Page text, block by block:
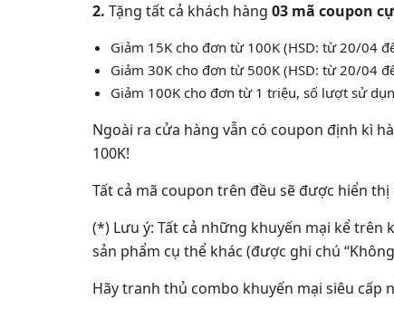
2. Tặng tất cả khách hàng 03 mã coupon
Giảm 15K cho đơn từ 100K (HSD: từ 20/04
Giảm 30K cho đơn từ 500K (HSD: từ 20/04
Giảm 100K cho đơn từ 1 triệu, số lượt sử
Ngoài ra cửa hàng vẫn có coupon định kì
100K!
Tất cả mã coupon trên đều sẽ được hiển
(*) Lưu ý: Tất cả những khuyến mại kể trên
sản phẩm cụ thể khác (được ghi chú
Hãy tranh thủ combo khuyến mại siêu cấp